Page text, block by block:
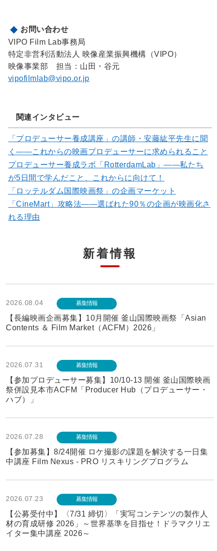
お問い合わせ
VIPO Film Lab事務局
特定非営利活動法人 映像産業振興機構（VIPO）
映像事業部 担当：山田・谷元
vipofilmlab@vipo.or.jp
関連インタビュー
「プロデューサー養成講座」の講師・安藤紘平先生に聞
く――これからの映画プロデューサーに求められること
プロデューサー養成ラボ「RotterdamLab」――私たち
が5日間で学んだこと、これからに向けて！
「ロッテルダム国際映画祭」の企画マーケット
「CineMart」攻略法――選ばれた90％の企画が映画化さ
れる理由
新着情報
2026.08.04 募集情報
【長編映画企画募集】10月開催 釜山国際映画祭「Asian
Contents ＆ Film Market（ACFM）2026」
2026.07.31 募集情報
【参加プロデューサー募集】10/10-13 開催 釜山国際映画
祭併設見本市ACFM「Producer Hub（プロデューサー・
ハブ）」
2026.07.28 募集情報
【参加募集】8/24開催 ロケ撮影の課題を解決する一日集
中講座 Film Nexus - PRO リスキリングプログラム
2026.07.23 募集情報
【公募受付中】〈7/31 締切〉「実写コンテンツの製作人
材の育成研修 2026」～世界基準を目指せ！ドラマクリエ
イター集中講座 2026～